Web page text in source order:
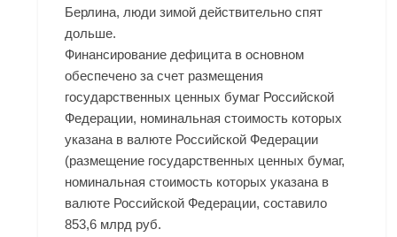
Берлина, люди зимой действительно спят
дольше.
Финансирование дефицита в основном
обеспечено за счет размещения
государственных ценных бумаг Российской
Федерации, номинальная стоимость которых
указана в валюте Российской Федерации
(размещение государственных ценных бумаг,
номинальная стоимость которых указана в
валюте Российской Федерации, составило
853,6 млрд руб.